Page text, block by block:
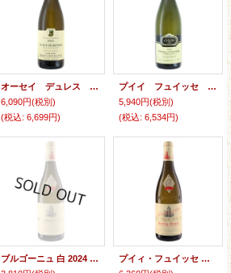
オーセイ デュレス ブラン 2023 アンリ ラツール
6,090円(税別)
(税込: 6,699円)
プイイ フュイッセ プルミエクリュ レ ヴィーニュ ブランシュ 2022 ドメーヌ リュケ
5,940円(税別)
(税込: 6,534円)
ブルゴーニュ 白 2024 フュイッセ
プイィ・フュイッセ シャトー・フュイッセ テート・ド・キュヴェ 2023 フュイッセ